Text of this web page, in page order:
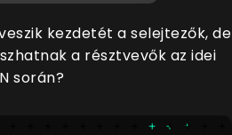
kezdetét a selejtezők, de
a résztvevők az idei
során?